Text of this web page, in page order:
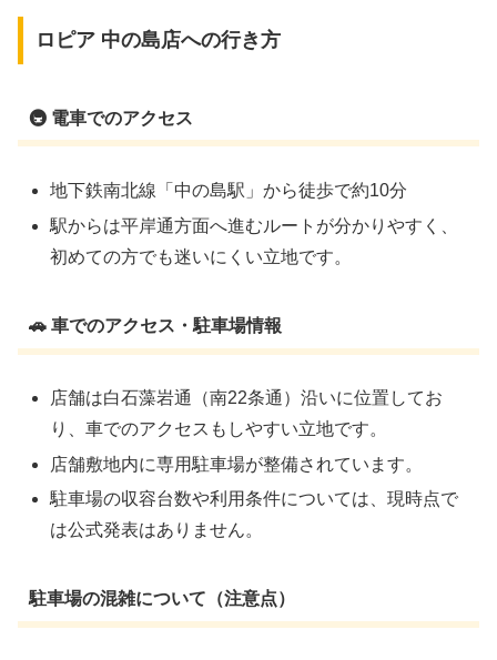
ロピア 中の島店への行き方
🚇 電車でのアクセス
地下鉄南北線「中の島駅」から徒歩で約10分
駅からは平岸通方面へ進むルートが分かりやすく、
初めての方でも迷いにくい立地です。
🚗 車でのアクセス・駐車場情報
店舗は白石藻岩通（南22条通）沿いに位置してお
り、車でのアクセスもしやすい立地です。
店舗敷地内に専用駐車場が整備されています。
駐車場の収容台数や利用条件については、現時点で
は公式発表はありません。
駐車場の混雑について（注意点）